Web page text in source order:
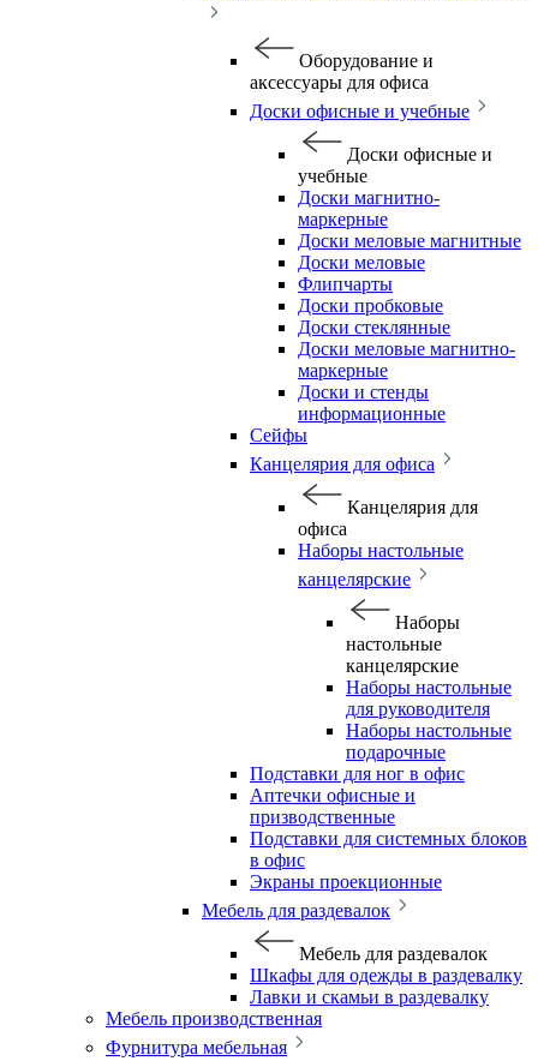
Оборудование и
аксессуары для офиса
Доски офисные и учебные
Доски офисные и
учебные
Доски магнитно-
маркерные
Доски меловые магнитные
Доски меловые
Флипчарты
Доски пробковые
Доски стеклянные
Доски меловые магнитно-
маркерные
Доски и стенды
информационные
Сейфы
Канцелярия для офиса
Канцелярия для
офиса
Наборы настольные
канцелярские
Наборы
настольные
канцелярские
Наборы настольные
для руководителя
Наборы настольные
подарочные
Подставки для ног в офис
Аптечки офисные и
призводственные
Подставки для системных блоков
в офис
Экраны проекционные
Мебель для раздевалок
Мебель для раздевалок
Шкафы для одежды в раздевалку
Лавки и скамьи в раздевалку
Мебель производственная
Фурнитура мебельная